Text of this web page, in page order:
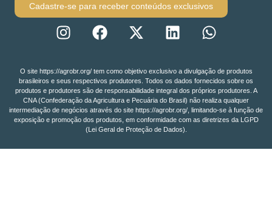
Cadastre-se para receber conteúdos exclusivos
O site https://agrobr.org/ tem como objetivo exclusivo a divulgação de produtos
brasileiros e seus respectivos produtores. Todos os dados fornecidos sobre os
produtos e produtores são de responsabilidade integral dos próprios produtores. A
CNA (Confederação da Agricultura e Pecuária do Brasil) não realiza qualquer
intermediação de negócios através do site https://agrobr.org/, limitando-se à função de
exposição e promoção dos produtos, em conformidade com as diretrizes da LGPD
(Lei Geral de Proteção de Dados).